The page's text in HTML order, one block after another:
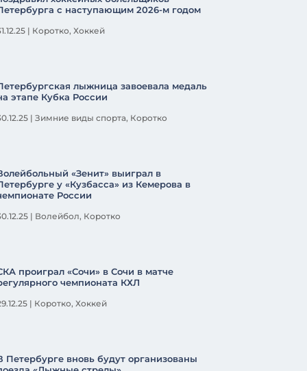
с наступающим 2026-м годом
| Коротко, Хоккей
лыжница завоевала медаль
этапе Кубка России
| Зимние виды спорта, Коротко
«Зенит» выиграл в
у «Кузбасса» из Кемерова в
России
| Волейбол, Коротко
проиграл «Сочи» в Сочи в матче
чемпионата КХЛ
| Коротко, Хоккей
Петербурге вновь будут организованы